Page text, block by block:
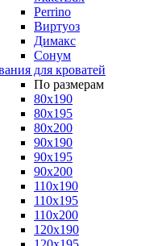
Perrino
Виртуоз
Димакс
Сонум
для кроватей
По размерам
80x190
80x195
80x200
90x190
90x195
90x200
110x190
110x195
110x200
120x190